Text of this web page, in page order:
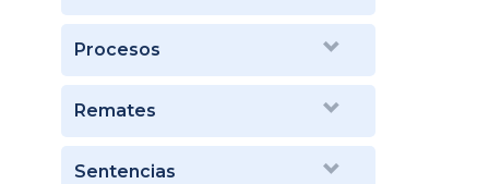
Procesos
Remates
Sentencias